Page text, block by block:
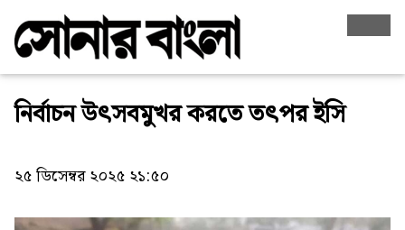
নির্বাচন উৎসবমুখর করতে তৎপর ইসি
২৫ ডিসেম্বর ২০২৫ ২১:৫০